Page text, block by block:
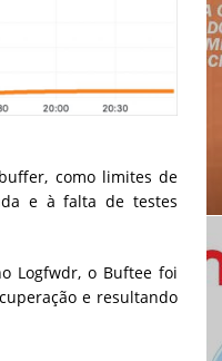
como limites de
e à falta de testes
Logfwdr, o Buftee foi
e resultando